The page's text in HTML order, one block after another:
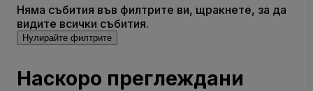
Няма събития във филтрите ви, щракнете, за да
видите всички събития.
Нулирайте филтрите
Наскоро преглеждани